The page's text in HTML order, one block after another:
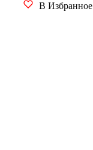
В Избранное